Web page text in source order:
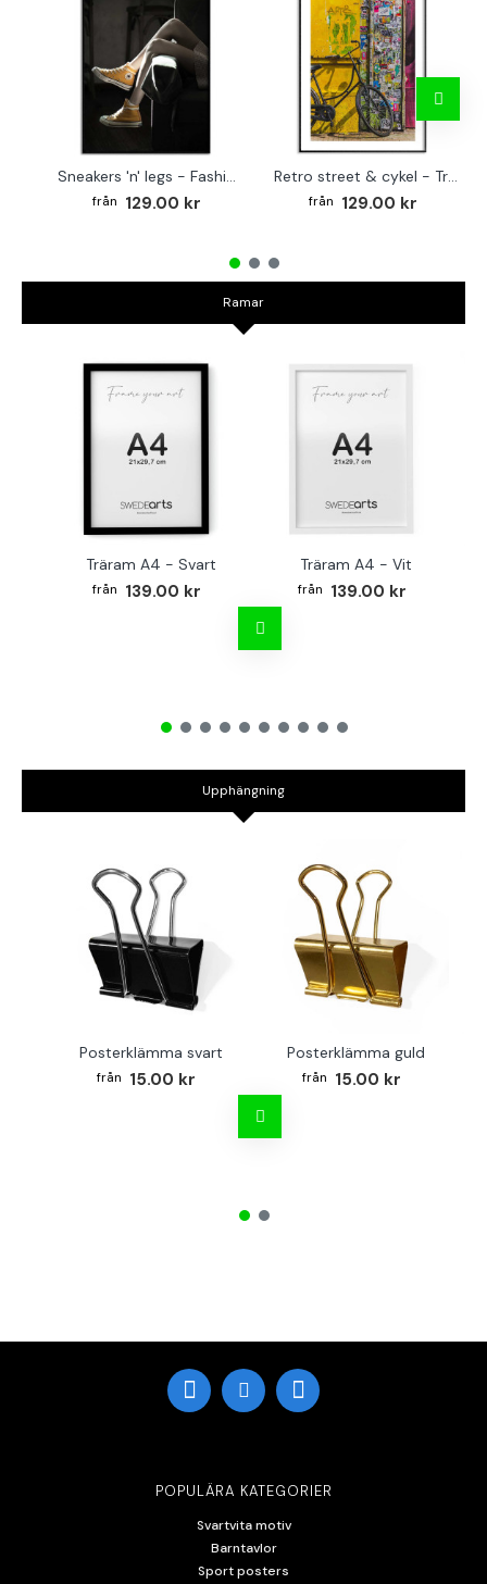
Sneakers 'n' legs - Fashion affisch
129.00 kr
Retro street & cykel - Trendig plansch
129.00 kr
Ramar
Träram A4 - Svart
139.00 kr
Träram A4 - Vit
139.00 kr
Upphängning
Posterklämma svart
15.00 kr
Posterklämma guld
15.00 kr
POPULÄRA KATEGORIER
Svartvita motiv
Barntavlor
Sport posters